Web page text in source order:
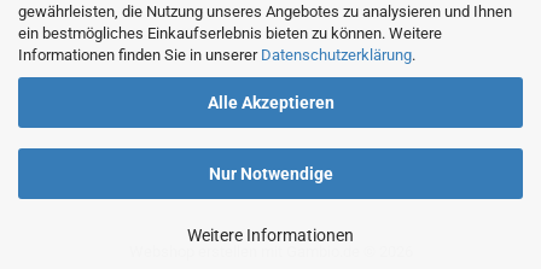
gewährleisten, die Nutzung unseres Angebotes zu analysieren und Ihnen
ein bestmögliches Einkaufserlebnis bieten zu können. Weitere
Informationen finden Sie in unserer Datenschutzerklärung.
Alle Akzeptieren
Nur Notwendige
Weitere Informationen